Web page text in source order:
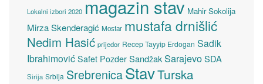
Lokalni izbori 2020 magazin stav Mahir Sokolija
Mirza Skenderagić Mostar mustafa drnišlić
Nedim Hasić prijedor Recep Tayyip Erdogan Sadik
Ibrahimović Safet Pozder SandžakSarajevoSDA
Sirija Srbija SrebrenicaStavTurska